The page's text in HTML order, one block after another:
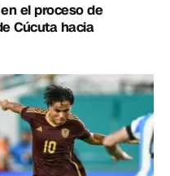
el proceso de
Cúcuta hacia